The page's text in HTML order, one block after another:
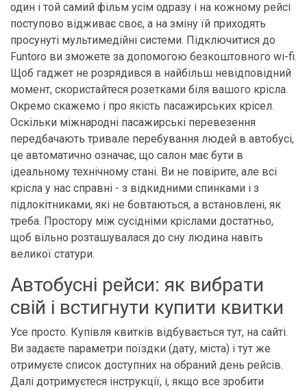
один і той самий фільм усім одразу і на кожному рейсі
поступово відживає своє, а на зміну їй приходять
просунуті мультимедійні системи. Підключитися до
Funtoro ви зможете за допомогою безкоштовного wi-fi.
Щоб гаджет не розрядився в найбільш невідповідний
момент, скористайтеся розетками біля вашого крісла.
Окремо скажемо і про якість пасажирських крісел.
Оскільки міжнародні пасажирські перевезення
передбачають тривале перебування людей в автобусі,
це автоматично означає, що салон має бути в
ідеальному технічному стані. Ви не повірите, але всі
крісла у нас справні - з відкидними спинками і з
підлокітниками, які не бовтаються, а встановлені, як
треба. Простору між сусідніми кріслами достатньо,
щоб вільно розташувалася до сну людина навіть
великої статури.
Автобусні рейси: як вибрати
свій і встигнути купити квитки
Усе просто. Купівля квитків відбувається тут, на сайті.
Ви задаєте параметри поїздки (дату, міста) і тут же
отримуєте список доступних на обраний день рейсів.
Далі дотримуєтеся інструкції, і, якщо все зробити